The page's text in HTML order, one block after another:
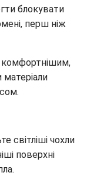
блокувати
перш ніж
комфортнішим,
світліші чохли
поверхні